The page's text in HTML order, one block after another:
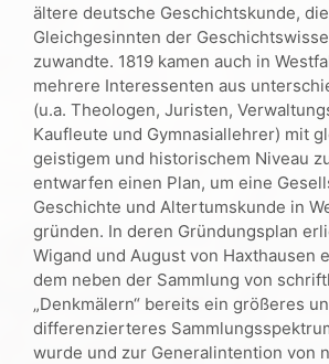
ältere deutsche Geschichtskunde,
Gleichgesinnten der
zuwandte. 1819 kamen auch in
mehrere Interessenten aus
(u.a. Theologen, Juristen,
Kaufleute und Gymnasiallehrer) mit
geistigem und historischem Niveau
entwarfen einen Plan, um eine
Geschichte und Altertumskunde in
gründen. In deren Gründungsplan
Wigand und August von Haxthausen
dem neben der Sammlung von
„Denkmälern“ bereits ein größeres
differenzierteres
wurde und zur Generalintention von